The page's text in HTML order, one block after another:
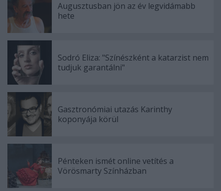
Augusztusban jön az év legvidámabb
hete
Sodró Eliza: "Színészként a katarzist nem
tudjuk garantálni"
Gasztronómiai utazás Karinthy
koponyája körül
Pénteken ismét online vetítés a
Vörösmarty Színházban